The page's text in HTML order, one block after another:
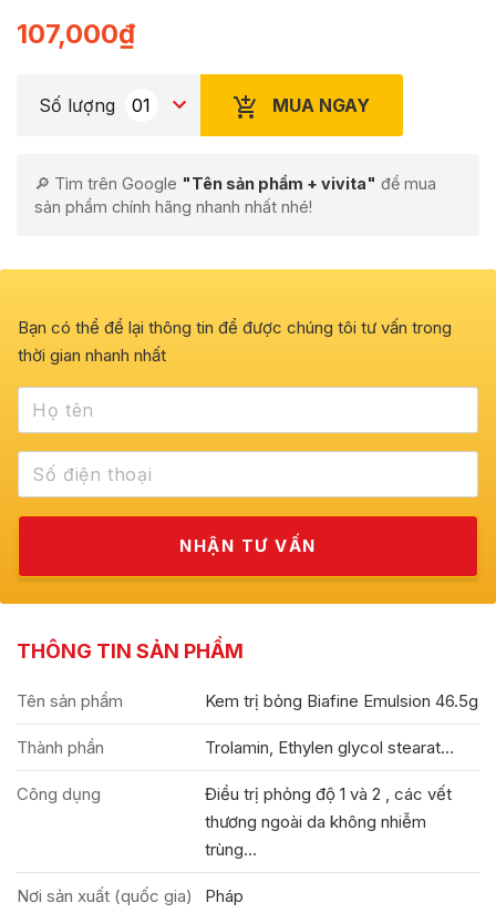
107,000₫
Số lượng MUA NGAY
🔎 Tìm trên Google "Tên sản phẩm + vivita" để mua
sản phẩm chính hãng nhanh nhất nhé!
Bạn có thể để lại thông tin để được chúng tôi tư vấn trong
thời gian nhanh nhất
THÔNG TIN SẢN PHẨM
Tên sản phẩm Kem trị bỏng Biafine Emulsion 46.5g
Thành phần Trolamin, Ethylen glycol stearat...
Công dụng
Điều trị phỏng độ 1 và 2 , các vết
thương ngoài da không nhiễm
trùng...
Nơi sản xuất (quốc gia) Pháp